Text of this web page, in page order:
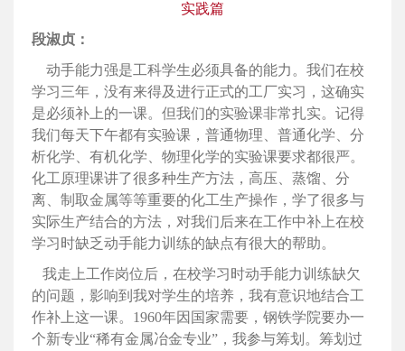
实践篇
段淑贞：
动手能力强是工科学生必须具备的能力。我们在校
学习三年，没有来得及进行正式的工厂实习，这确实
是必须补上的一课。但我们的实验课非常扎实。记得
我们每天下午都有实验课，普通物理、普通化学、分
析化学、有机化学、物理化学的实验课要求都很严。
化工原理课讲了很多种生产方法，高压、蒸馏、分
离、制取金属等等重要的化工生产操作，学了很多与
实际生产结合的方法，对我们后来在工作中补上在校
学习时缺乏动手能力训练的缺点有很大的帮助。
我走上工作岗位后，在校学习时动手能力训练缺欠
的问题，影响到我对学生的培养，我有意识地结合工
作补上这一课。1960年因国家需要，钢铁学院要办一
个新专业“稀有金属冶金专业”，我参与筹划。筹划过